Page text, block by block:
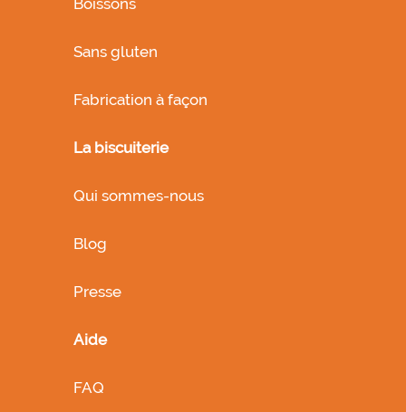
Sans gluten
Fabrication à façon
La biscuiterie
Qui sommes-nous
Blog
Presse
Aide
FAQ